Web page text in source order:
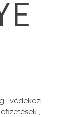
, védekezi
,